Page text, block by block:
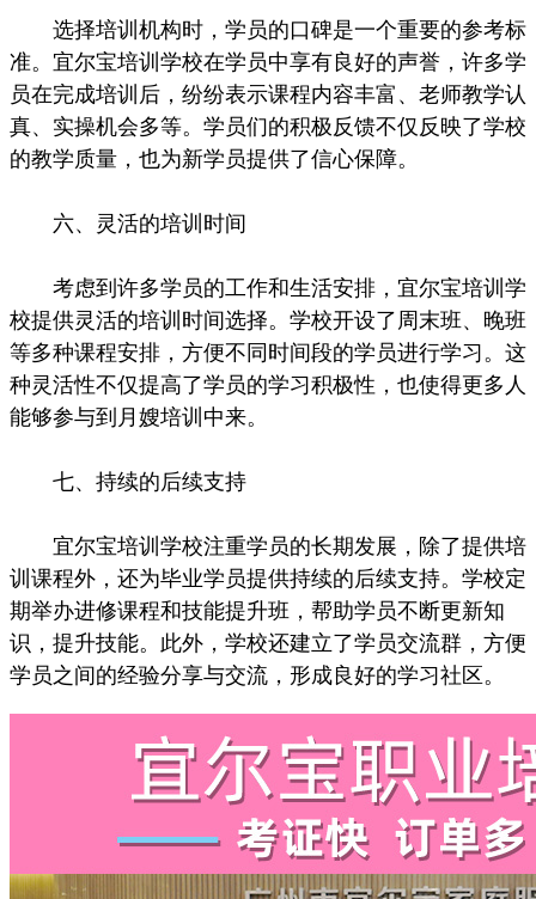
选择培训机构时，学员的口碑是一个重要的参考标
准。宜尔宝培训学校在学员中享有良好的声誉，许多学
员在完成培训后，纷纷表示课程内容丰富、老师教学认
真、实操机会多等。学员们的积极反馈不仅反映了学校
的教学质量，也为新学员提供了信心保障。
六、灵活的培训时间
考虑到许多学员的工作和生活安排，宜尔宝培训学
校提供灵活的培训时间选择。学校开设了周末班、晚班
等多种课程安排，方便不同时间段的学员进行学习。这
种灵活性不仅提高了学员的学习积极性，也使得更多人
能够参与到月嫂培训中来。
七、持续的后续支持
宜尔宝培训学校注重学员的长期发展，除了提供培
训课程外，还为毕业学员提供持续的后续支持。学校定
期举办进修课程和技能提升班，帮助学员不断更新知
识，提升技能。此外，学校还建立了学员交流群，方便
学员之间的经验分享与交流，形成良好的学习社区。